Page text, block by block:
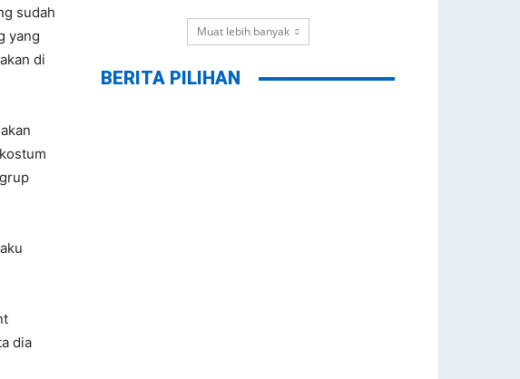
sudah
yang
di
dia
Muat lebih banyak
BERITA PILIHAN